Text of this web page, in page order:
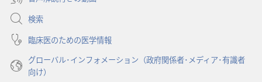
く）
開
く）
検索
臨床医のための医学情報
グローバル･インフォメーション（政府関係者･メディア･有識者
向け）